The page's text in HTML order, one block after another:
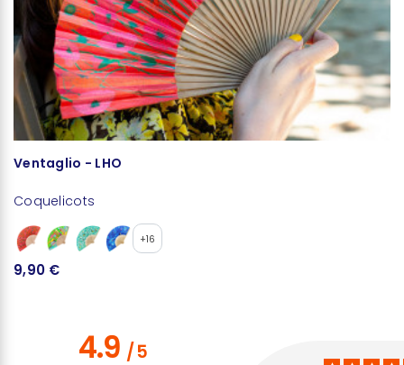
Ventaglio - LHO
Coquelicots
+16
9,90 €
4.9/5